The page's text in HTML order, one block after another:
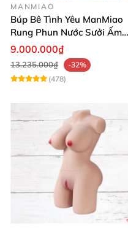
MANMIAO
Búp Bê Tình Yêu ManMiao
Rung Phun Nước Sưởi Ấm
Thông Minh
9.000.000₫
13.235.000₫
-32%
(478)